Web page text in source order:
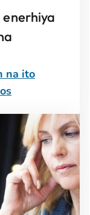
enerhiya
na ito